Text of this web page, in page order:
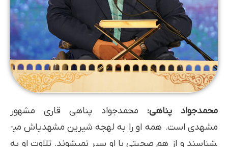
محمدجواد پناهی:
محمدجواد پناهی قاری مشهور
مشهدی است. همه او را به لهجه شیرین مشهدی­اش می­
شناسند و از هم صحبتی با او سیر نمی­شوند. تلاوت او به